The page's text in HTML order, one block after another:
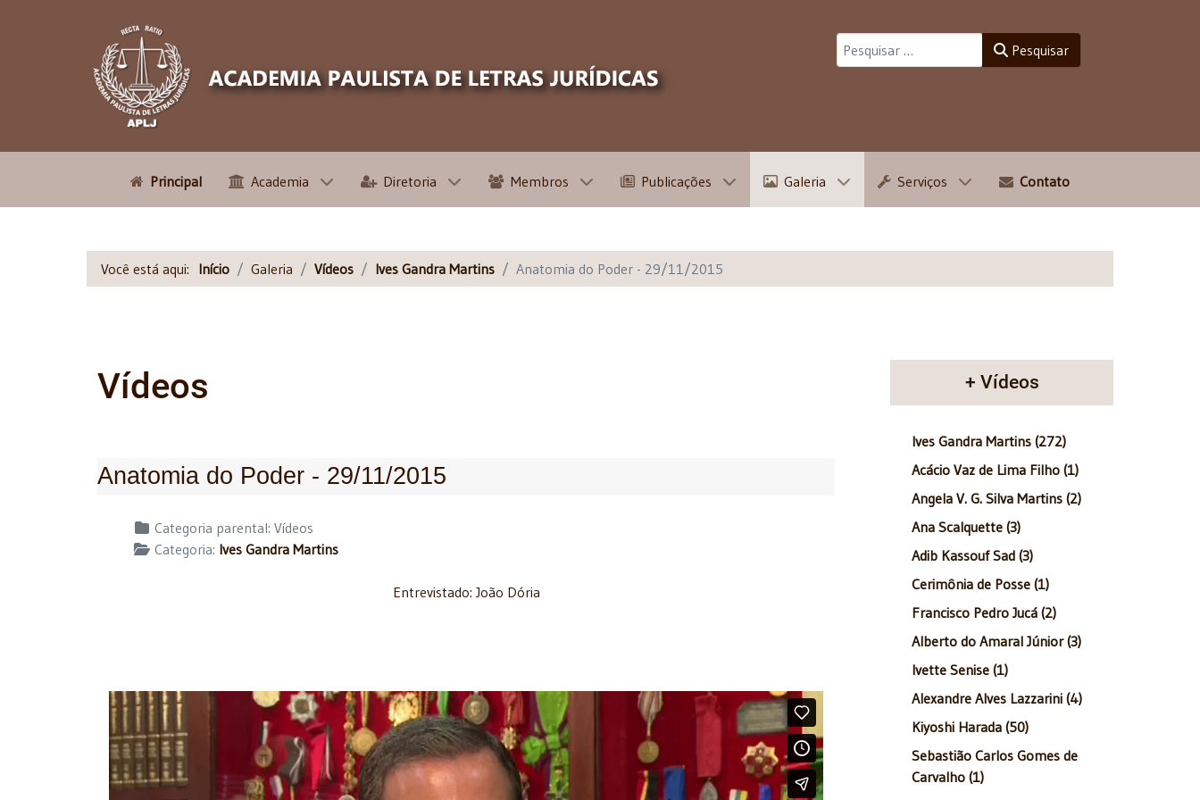
Pesquisar
Principal Academia Diretoria Membros Publicações Galeria Serviços Contato
Você está aqui: Início Galeria Vídeos Ives Gandra Martins Anatomia do Poder - 29/11/2015
Vídeos
Anatomia do Poder - 29/11/2015
Detalhes Categoria parental: Vídeos
Categoria: Ives Gandra Martins
Entrevistado: João Dória
+ Vídeos
Ives Gandra Martins (272)
Acácio Vaz de Lima Filho (1)
Angela V. G. Silva Martins (2)
Ana Scalquette (3)
Adib Kassouf Sad (3)
Cerimônia de Posse (1)
Francisco Pedro Jucá (2)
Alberto do Amaral Júnior (3)
Ivette Senise (1)
Alexandre Alves Lazzarini (4)
Kiyoshi Harada (50)
Sebastião Carlos Gomes de
Carvalho (1)